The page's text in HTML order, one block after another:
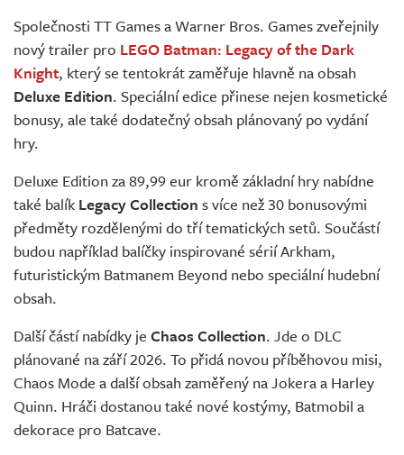
Živě
Společnosti TT Games a Warner Bros. Games zveřejnily
nový trailer pro LEGO Batman: Legacy of the Dark
Knight, který se tentokrát zaměřuje hlavně na obsah
Deluxe Edition. Speciální edice přinese nejen kosmetické
bonusy, ale také dodatečný obsah plánovaný po vydání
hry.
Deluxe Edition za 89,99 eur kromě základní hry nabídne
také balík Legacy Collection s více než 30 bonusovými
předměty rozdělenými do tří tematických setů. Součástí
budou například balíčky inspirované sérií Arkham,
futuristickým Batmanem Beyond nebo speciální hudební
obsah.
Další částí nabídky je Chaos Collection. Jde o DLC
plánované na září 2026. To přidá novou příběhovou misi,
Chaos Mode a další obsah zaměřený na Jokera a Harley
Quinn. Hráči dostanou také nové kostýmy, Batmobil a
dekorace pro Batcave.